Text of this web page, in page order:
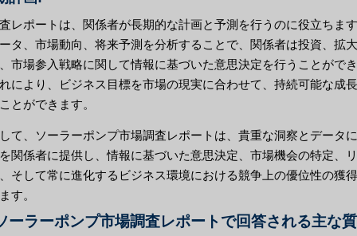
レポートは、関係者が長期的な計画と予測を行うのに役立ちま
タ、市場動向、将来予測を分析することで、関係者は投資、拡
市場参入戦略に関して情報に基づいた意思決定を行うことがで
により、ビジネス目標を市場の現実に合わせて、持続可能な成
とができます。
て、ソーラーポンプ市場調査レポートは、貴重な洞察とデータ
関係者に提供し、情報に基づいた意思決定、市場機会の特定、
そして常に進化するビジネス環境における競争上の優位性の獲
す。
ーラーポンプ市場調査レポートで回答される主な